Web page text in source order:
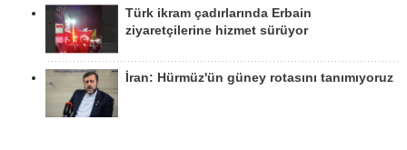
Türk ikram çadırlarında Erbain
ziyaretçilerine hizmet sürüyor
İran: Hürmüz'ün güney rotasını tanımıyoruz